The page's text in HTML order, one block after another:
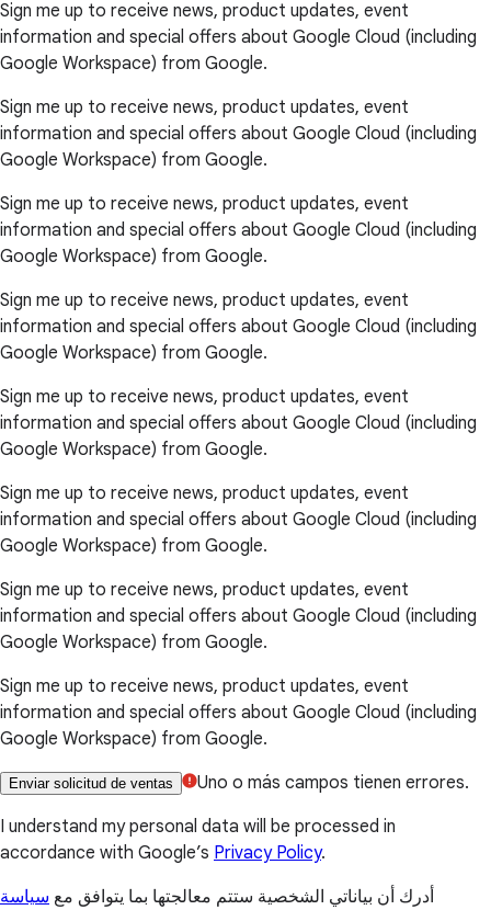
Sign me up to receive news, product updates, event
information and special offers about Google Cloud (including
Google Workspace) from Google.
Sign me up to receive news, product updates, event
information and special offers about Google Cloud (including
Google Workspace) from Google.
Sign me up to receive news, product updates, event
information and special offers about Google Cloud (including
Google Workspace) from Google.
Sign me up to receive news, product updates, event
information and special offers about Google Cloud (including
Google Workspace) from Google.
Sign me up to receive news, product updates, event
information and special offers about Google Cloud (including
Google Workspace) from Google.
Sign me up to receive news, product updates, event
information and special offers about Google Cloud (including
Google Workspace) from Google.
Sign me up to receive news, product updates, event
information and special offers about Google Cloud (including
Google Workspace) from Google.
Sign me up to receive news, product updates, event
information and special offers about Google Cloud (including
Google Workspace) from Google.
Enviar solicitud de ventas
Uno o más campos tienen errores.
I understand my personal data will be processed in
accordance with Google’s Privacy Policy.
أدرك أن بياناتي الشخصية ستتم معالجتها بما يتوافق مع سياسة